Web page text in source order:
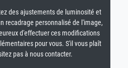
des ajustements de luminosité et
recadrage personnalisé de l'image,
d'effectuer ces modifications
pour vous. S'il vous plaît
pas à nous contacter.